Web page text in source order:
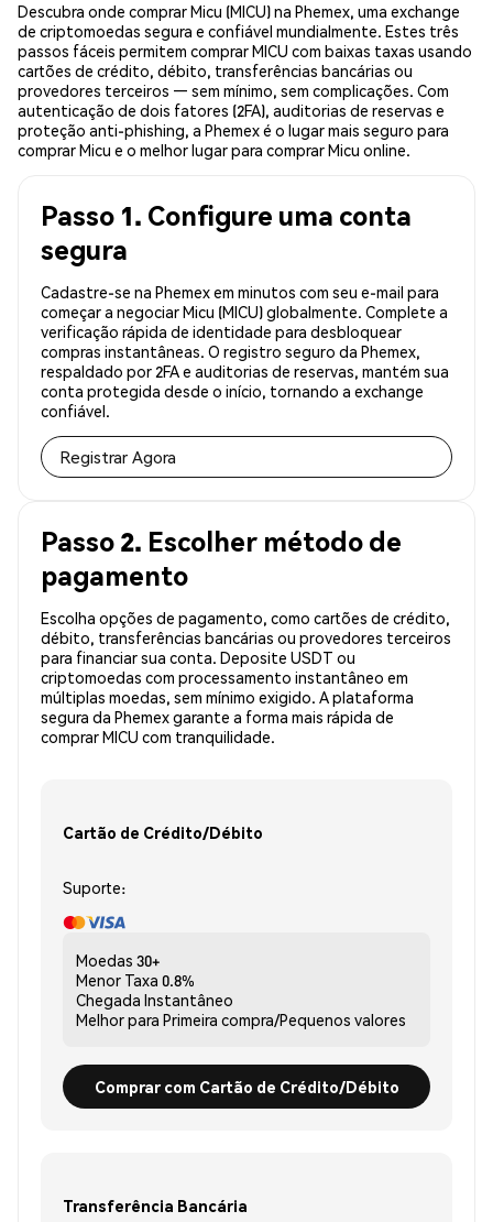
Descubra onde comprar Micu (MICU) na Phemex, uma exchange
de criptomoedas segura e confiável mundialmente. Estes três
passos fáceis permitem comprar MICU com baixas taxas usando
cartões de crédito, débito, transferências bancárias ou
provedores terceiros — sem mínimo, sem complicações. Com
autenticação de dois fatores (2FA), auditorias de reservas e
proteção anti-phishing, a Phemex é o lugar mais seguro para
comprar Micu e o melhor lugar para comprar Micu online.
Passo 1. Configure uma conta
segura
Cadastre-se na Phemex em minutos com seu e-mail para
começar a negociar Micu (MICU) globalmente. Complete a
verificação rápida de identidade para desbloquear
compras instantâneas. O registro seguro da Phemex,
respaldado por 2FA e auditorias de reservas, mantém sua
conta protegida desde o início, tornando a exchange
confiável.
Registrar Agora
Passo 2. Escolher método de
pagamento
Escolha opções de pagamento, como cartões de crédito,
débito, transferências bancárias ou provedores terceiros
para financiar sua conta. Deposite USDT ou
criptomoedas com processamento instantâneo em
múltiplas moedas, sem mínimo exigido. A plataforma
segura da Phemex garante a forma mais rápida de
comprar MICU com tranquilidade.
Cartão de Crédito/Débito
Suporte:
Moedas 30+
Menor Taxa 0.8%
Chegada Instantâneo
Melhor para Primeira compra/Pequenos valores
Comprar com Cartão de Crédito/Débito
Transferência Bancária